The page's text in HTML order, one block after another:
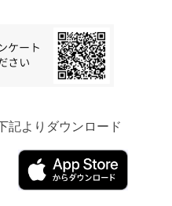
記よりダウンロード